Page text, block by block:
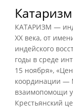
Катаризм
КАТАРИЗМ —
XX века, от
индейского
годы в среде
15 ноября»,
координации
взаимопомощи у
Крестьянский